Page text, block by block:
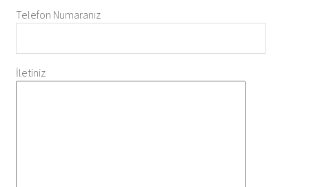
Telefon Numaranız
İletiniz